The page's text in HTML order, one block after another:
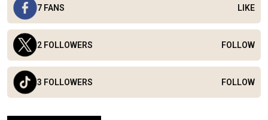
7 FANS LIKE
2 FOLLOWERS FOLLOW
3 FOLLOWERS FOLLOW